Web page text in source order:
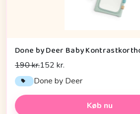
190 kr.152 kr.
Done by Deer
Køb nu